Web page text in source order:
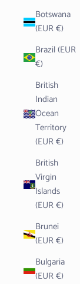
Botswana
(EUR €)
Brazil (EUR
€)
British
Indian
Ocean
Territory
(EUR €)
British
Virgin
Islands
(EUR €)
Brunei
(EUR €)
Bulgaria
(EUR €)